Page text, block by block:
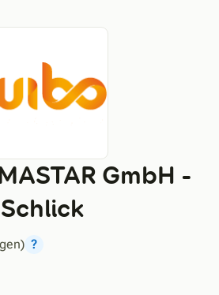
GmbH -
Schlick
?